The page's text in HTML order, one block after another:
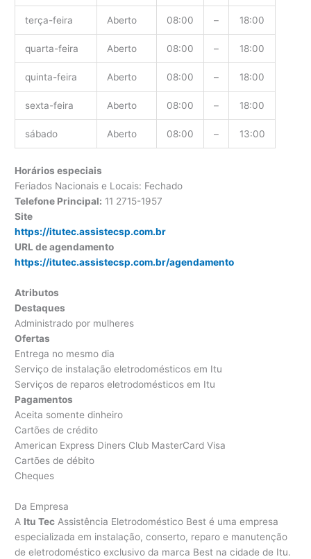
terça-feira Aberto 08:00 – 18:00
quarta-feira Aberto 08:00 – 18:00
quinta-feira Aberto 08:00 – 18:00
sexta-feira Aberto 08:00 – 18:00
sábado Aberto 08:00 – 13:00
Horários especiais
Feriados Nacionais e Locais: Fechado
Telefone Principal: 11 2715-1957
Site
https://itutec.assistecsp.com.br
URL de agendamento
https://itutec.assistecsp.com.br/agendamento
Atributos
Destaques
Administrado por mulheres
Ofertas
Entrega no mesmo dia
Serviço de instalação eletrodomésticos em Itu
Serviços de reparos eletrodomésticos em Itu
Pagamentos
Aceita somente dinheiro
Cartões de crédito
American Express Diners Club MasterCard Visa
Cartões de débito
Cheques
Da Empresa
A Itu Tec Assistência Eletrodoméstico Best é uma empresa
especializada em instalação, conserto, reparo e manutenção
de eletrodoméstico exclusivo da marca Best na cidade de Itu.